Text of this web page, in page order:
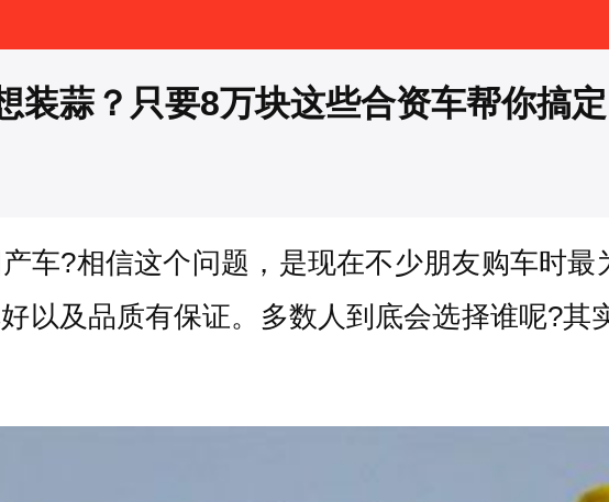
装蒜？只要8万块这些合资车帮你搞定
车?相信这个问题，是现在不少朋友购车时最
以及品质有保证。多数人到底会选择谁呢?